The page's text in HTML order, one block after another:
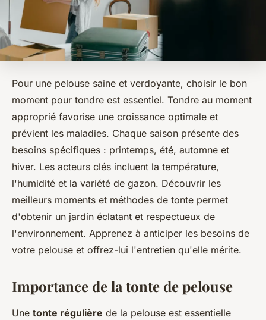
Pour une pelouse saine et verdoyante, choisir le bon
moment pour tondre est essentiel. Tondre au moment
approprié favorise une croissance optimale et
prévient les maladies. Chaque saison présente des
besoins spécifiques : printemps, été, automne et
hiver. Les acteurs clés incluent la température,
l'humidité et la variété de gazon. Découvrir les
meilleurs moments et méthodes de tonte permet
d'obtenir un jardin éclatant et respectueux de
l'environnement. Apprenez à anticiper les besoins de
votre pelouse et offrez-lui l'entretien qu'elle mérite.
Importance de la tonte de pelouse
Une tonte régulière de la pelouse est essentielle